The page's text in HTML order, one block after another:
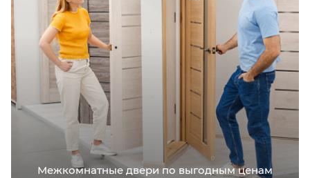
Межкомнатные двери по выгодным ценам